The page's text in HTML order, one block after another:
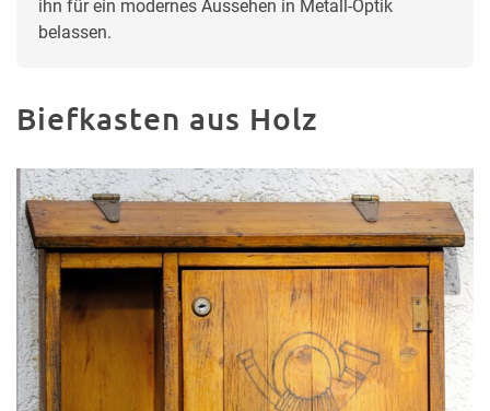
ihn für ein modernes Aussehen in Metall-Optik
belassen.
Biefkasten aus Holz